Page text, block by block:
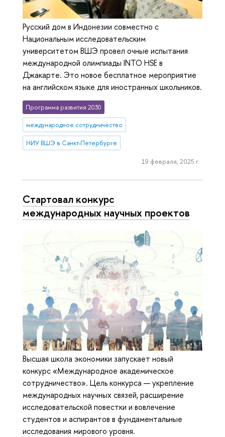
Русский дом в Индонезии совместно с
Национальным исследовательским
университетом ВШЭ провел очные испытания
международной олимпиады INTO HSE в
Джакарте. Это новое бесплатное мероприятие
на английском языке для иностранных школьников.
Программа развития 2030
международное сотрудничество
НИУ ВШЭ в Санкт-Петербурге
19 февраля, 2025 г.
Cтартовал конкурс
международных научных проектов
Высшая школа экономики запускает новый
конкурс «Международное академическое
сотрудничество». Цель конкурса — укрепление
международных научных связей, расширение
исследовательской повестки и вовлечение
студентов и аспирантов в фундаментальные
исследования мирового уровня.